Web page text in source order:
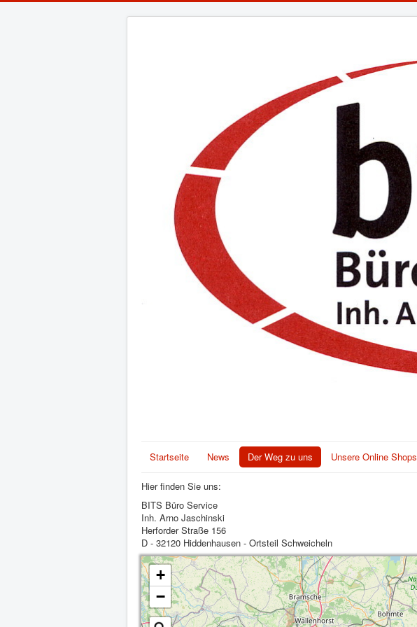
Startseite News Der Weg zu uns Unsere Online Shops
Hier finden Sie uns:
BITS Büro Service
Inh. Arno Jaschinski
Herforder Straße 156
D - 32120 Hiddenhausen - Ortsteil Schweicheln
+
−